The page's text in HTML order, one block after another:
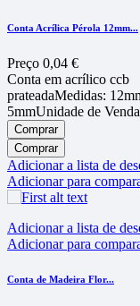
Conta Acrílica Pérola 12mm...
Preço 0,04 €
Conta em acrí­lico ccb
prateadaMedidas:
5mmUnidade de
Comprar
Comprar
Adicionar a lista de
Adicionar para
Adicionar a lista de
Adicionar para
Conta de Madeira Flor...